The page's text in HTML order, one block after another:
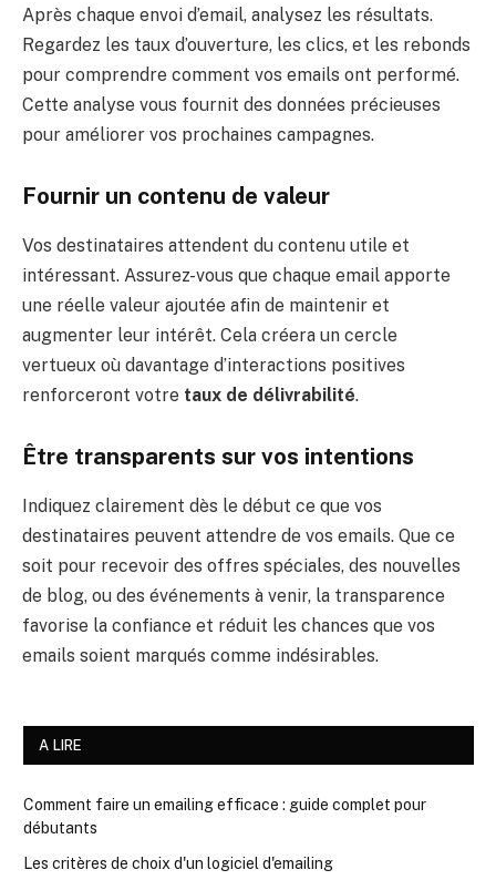
Après chaque envoi d’email, analysez les résultats.
Regardez les taux d’ouverture, les clics, et les rebonds
pour comprendre comment vos emails ont performé.
Cette analyse vous fournit des données précieuses
pour améliorer vos prochaines campagnes.
Fournir un contenu de valeur
Vos destinataires attendent du contenu utile et
intéressant. Assurez-vous que chaque email apporte
une réelle valeur ajoutée afin de maintenir et
augmenter leur intérêt. Cela créera un cercle
vertueux où davantage d’interactions positives
renforceront votre taux de délivrabilité.
Être transparents sur vos intentions
Indiquez clairement dès le début ce que vos
destinataires peuvent attendre de vos emails. Que ce
soit pour recevoir des offres spéciales, des nouvelles
de blog, ou des événements à venir, la transparence
favorise la confiance et réduit les chances que vos
emails soient marqués comme indésirables.
A LIRE
Comment faire un emailing efficace : guide complet pour
débutants
Les critères de choix d'un logiciel d'emailing